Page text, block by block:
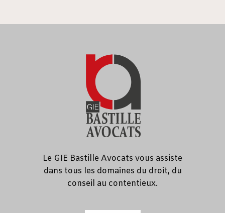
Le GIE Bastille Avocats vous assiste
dans tous les domaines du droit, du
conseil au contentieux.